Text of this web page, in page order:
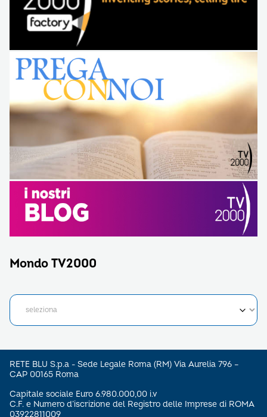
Mondo TV2000
RETE BLU S.p.a - Sede Legale Roma (RM) Via Aurelia 796 –
CAP 00165 Roma
Capitale sociale Euro 6.980.000,00 i.v
C.F. e Numero d’iscrizione del Registro delle Imprese di ROMA
03922811009